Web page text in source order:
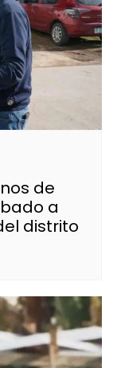
de
a
distrito